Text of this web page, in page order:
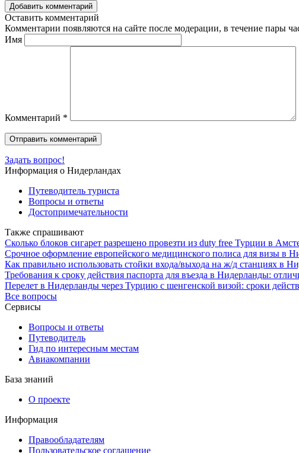
Добавить комментарий
Оставить комментарий
Комментарии появляются на сайте после модерации, в течение пары
Имя
Комментарий *
Задать вопрос!
Информация о Нидерландах
Путеводитель туриста
Вопросы и ответы
Достопримечательности
Также спрашивают
Сколько блоков сигарет разрешено провезти из duty free Турции в
Срочное оформление европейского медицинского полиса для визы в
Как правильно использовать стойки входа/выхода на ж/д станциях в
Требования к сроку действия паспорта для въезда в Нидерланды:
Перелет в Нидерланды через Турцию с шенгенской визой: сроки
Все вопросы
Сервисы
Вопросы и ответы
Путеводитель
Гид по интересным местам
Авиакомпании
База знаний
О проекте
Информация
Правообладателям
Пользовательское соглашение